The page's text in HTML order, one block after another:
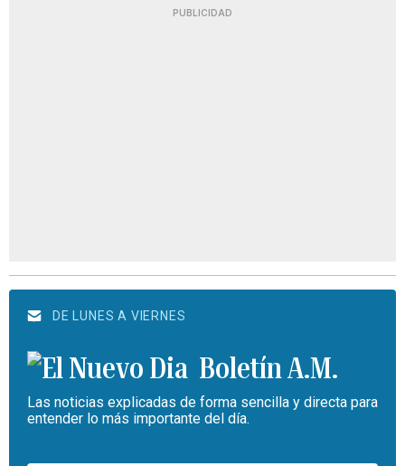
PUBLICIDAD
DE LUNES A VIERNES
Boletín A.M.
Las noticias explicadas de forma sencilla y directa para
entender lo más importante del día.